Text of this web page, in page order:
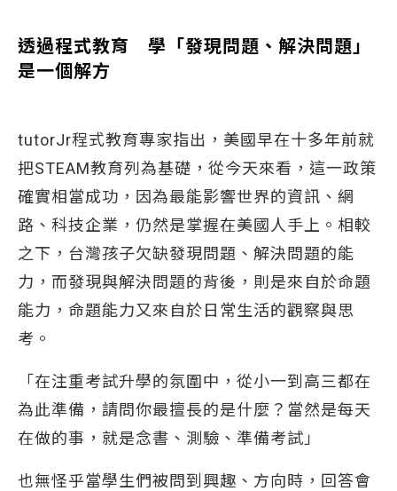
透過程式教育 學「發現問題、解決問題」
是一個解方
tutorJr程式教育專家指出，美國早在十多年前就
把STEAM教育列為基礎，從今天來看，這一政策
確實相當成功，因為最能影響世界的資訊、網
路、科技企業，仍然是掌握在美國人手上。相較
之下，台灣孩子欠缺發現問題、解決問題的能
力，而發現與解決問題的背後，則是來自於命題
能力，命題能力又來自於日常生活的觀察與思
考。
「在注重考試升學的氛圍中，從小一到高三都在
為此準備，請問你最擅長的是什麼？當然是每天
在做的事，就是念書、測驗、準備考試」
也無怪乎當學生們被問到興趣、方向時，回答會